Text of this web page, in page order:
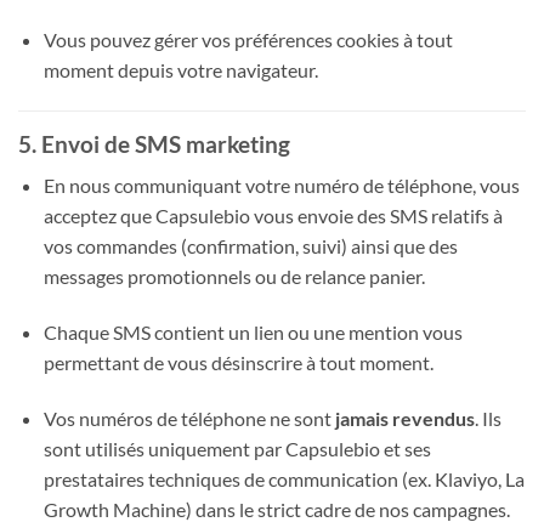
Vous pouvez gérer vos préférences cookies à tout
moment depuis votre navigateur.
5. Envoi de SMS marketing
En nous communiquant votre numéro de téléphone, vous
acceptez que Capsulebio vous envoie des SMS relatifs à
vos commandes (confirmation, suivi) ainsi que des
messages promotionnels ou de relance panier.
Chaque SMS contient un lien ou une mention vous
permettant de vous désinscrire à tout moment.
Vos numéros de téléphone ne sont jamais revendus. Ils
sont utilisés uniquement par Capsulebio et ses
prestataires techniques de communication (ex. Klaviyo, La
Growth Machine) dans le strict cadre de nos campagnes.